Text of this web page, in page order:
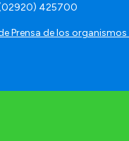
425700
Prensa de los